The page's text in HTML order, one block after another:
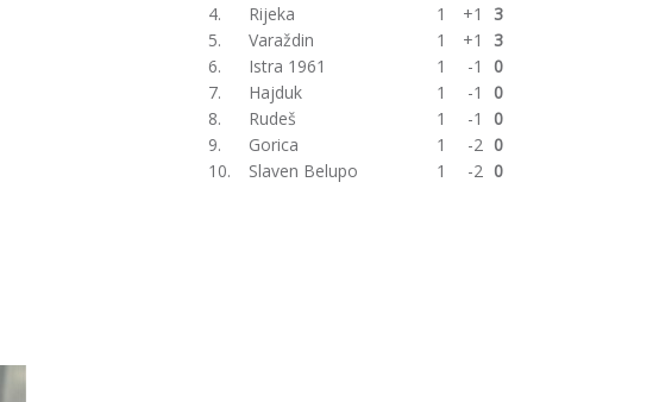
4.
Rijeka 1 +1
3
5.
Varaždin 1 +1
3
6.
Istra 1961 1 -1
0
7.
Hajduk 1 -1
0
8.
Rudeš 1 -1
0
9.
Gorica 1 -2 0
10.
Slaven Belupo 1 -2 0